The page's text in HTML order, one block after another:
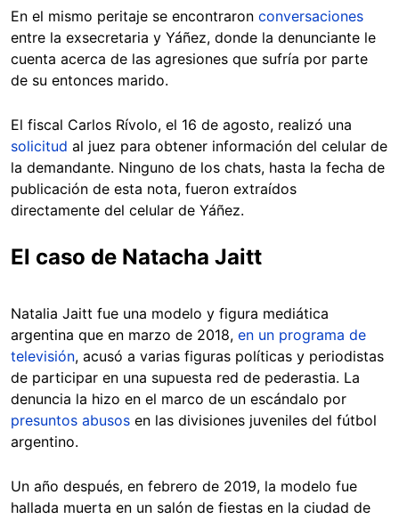
En el mismo peritaje se encontraron conversaciones
entre la exsecretaria y Yáñez, donde la denunciante le
cuenta acerca de las agresiones que sufría por parte
de su entonces marido.
El fiscal Carlos Rívolo, el 16 de agosto, realizó una
solicitud al juez para obtener información del celular de
la demandante. Ninguno de los chats, hasta la fecha de
publicación de esta nota, fueron extraídos
directamente del celular de Yáñez.
El caso de Natacha Jaitt
Natalia Jaitt fue una modelo y figura mediática
argentina que en marzo de 2018, en un programa de
televisión, acusó a varias figuras políticas y periodistas
de participar en una supuesta red de pederastia. La
denuncia la hizo en el marco de un escándalo por
presuntos abusos en las divisiones juveniles del fútbol
argentino.
Un año después, en febrero de 2019, la modelo fue
hallada muerta en un salón de fiestas en la ciudad de